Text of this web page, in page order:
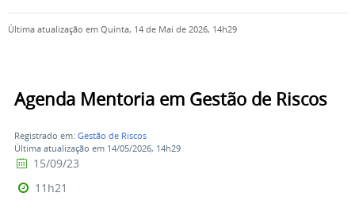
Última atualização em Quinta, 14 de Mai de 2026, 14h29
Agenda Mentoria em Gestão de Riscos
Registrado em: Gestão de Riscos
Última atualização em 14/05/2026, 14h29
15/09/23
11h21